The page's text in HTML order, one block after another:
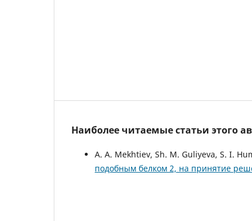
Наиболее читаемые статьи этого
A. A. Mekhtiev, Sh. M. Guliyeva, S. I.
подобным белком 2, на принятие